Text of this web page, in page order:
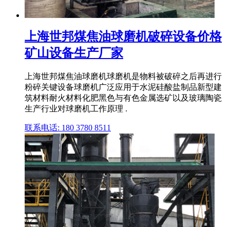
上海世邦煤焦油球磨机破碎设备价格
矿山设备生产厂家
上海世邦煤焦油球磨机球磨机是物料被破碎之后再进行
粉碎关键设备球磨机广泛应用于水泥硅酸盐制品新型建
筑材料耐火材料化肥黑色与有色金属选矿以及玻璃陶瓷
生产行业对球磨机工作原理 .
联系电话: 180 3780 8511